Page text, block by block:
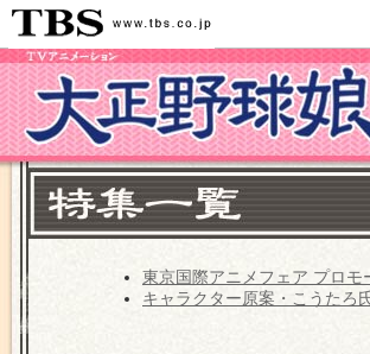
東京国際アニメフェア プロモ
キャラクター原案・こうたろ